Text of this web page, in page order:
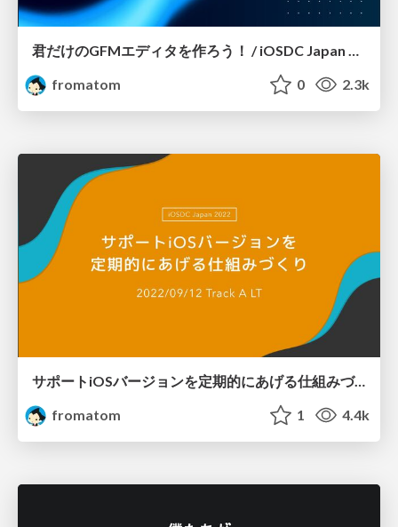
君だけのGFMエディタを作ろう！ / iOSDC Japan 2023
fromatom
0 2.3k
サポートiOSバージョンを定期的にあげる仕組みづくり / iOSDC Japan 2022
fromatom
1 4.4k